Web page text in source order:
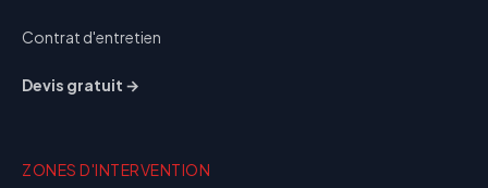
Contrat d'entretien
Devis gratuit →
ZONES D'INTERVENTION